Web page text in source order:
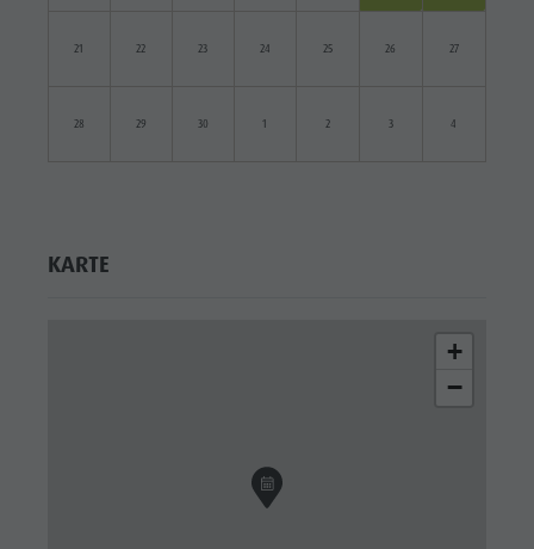
21 22 23 24 25 26 27
28 29 30 1 2 3 4
KARTE
+
−